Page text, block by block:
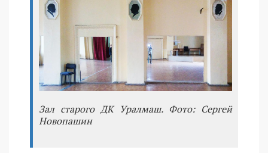
Зал старого ДК Уралмаш. Фото: Сергей
Новопашин